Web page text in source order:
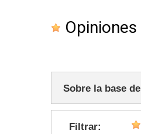
Opiniones
Sobre la base de
Filtrar: